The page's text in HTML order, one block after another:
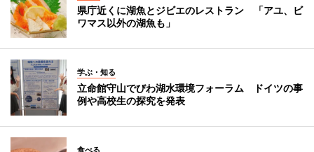
県庁近くに湖魚とジビエのレストラン 「アユ、ビ
ワマス以外の湖魚も」
学ぶ・知る
立命館守山でびわ湖水環境フォーラム ドイツの事
例や高校生の探究を発表
食べる